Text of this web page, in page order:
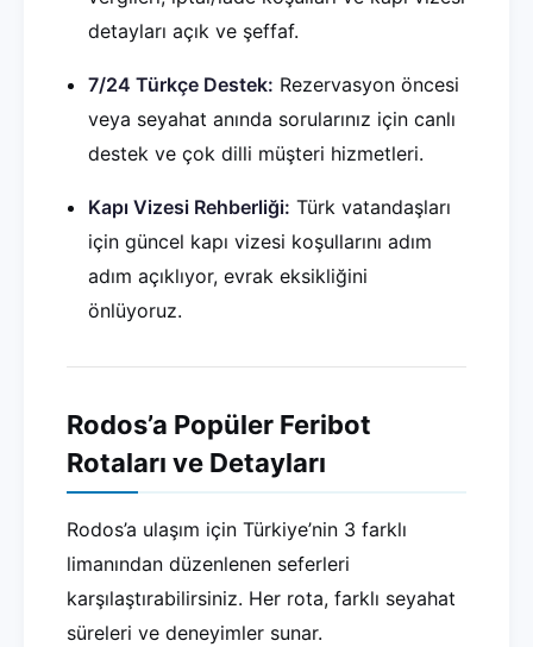
detayları açık ve şeffaf.
7/24 Türkçe Destek: Rezervasyon öncesi
veya seyahat anında sorularınız için canlı
destek ve çok dilli müşteri hizmetleri.
Kapı Vizesi Rehberliği: Türk vatandaşları
için güncel kapı vizesi koşullarını adım
adım açıklıyor, evrak eksikliğini
önlüyoruz.
Rodos’a Popüler Feribot
Rotaları ve Detayları
Rodos’a ulaşım için Türkiye’nin 3 farklı
limanından düzenlenen seferleri
karşılaştırabilirsiniz. Her rota, farklı seyahat
süreleri ve deneyimler sunar.